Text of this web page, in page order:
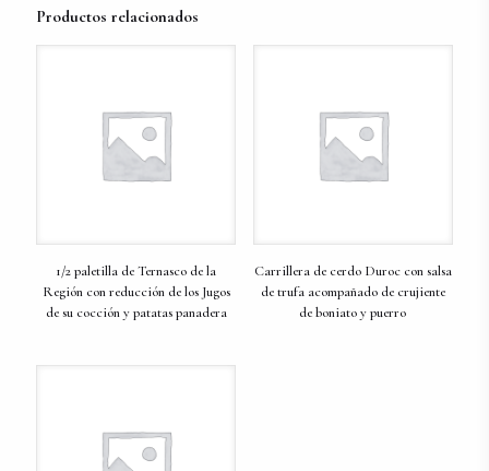
Productos relacionados
1/2 paletilla de Ternasco de la
Región con reducción de los Jugos
de su cocción y patatas panadera
Carrillera de cerdo Duroc con salsa
de trufa acompañado de crujiente
de boniato y puerro